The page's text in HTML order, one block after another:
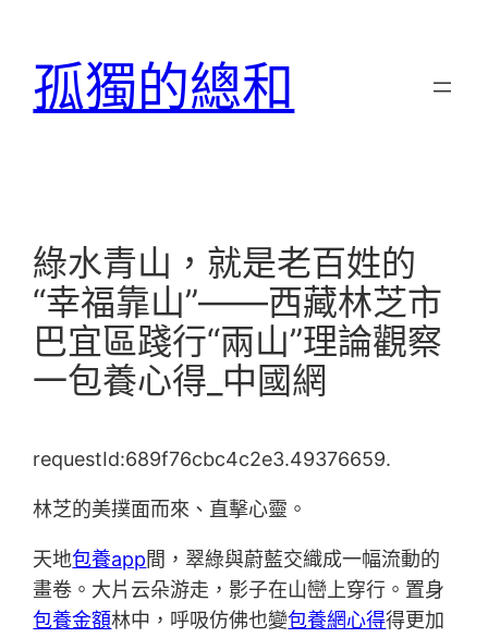
孤獨的總和
綠水青山，就是老百姓的
“幸福靠山”——西藏林芝市
巴宜區踐行“兩山”理論觀察
一包養心得_中國網
requestId:689f76cbc4c2e3.49376659.
林芝的美撲面而來、直擊心靈。
天地包養app間，翠綠與蔚藍交織成一幅流動的
畫卷。大片云朵游走，影子在山巒上穿行。置身
包養金額林中，呼吸仿佛也變包養網心得得更加